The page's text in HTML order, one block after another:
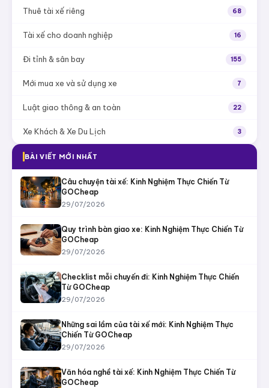
Thuê tài xế riêng 68
Tài xế cho doanh nghiệp 16
Đi tỉnh & sân bay 155
Mới mua xe và sử dụng xe 7
Luật giao thông & an toàn 22
Xe Khách & Xe Du Lịch 3
BÀI VIẾT MỚI NHẤT
Câu chuyện tài xế: Kinh Nghiệm Thực Chiến Từ
GOCheap
29/07/2026
Quy trình bàn giao xe: Kinh Nghiệm Thực Chiến Từ
GOCheap
29/07/2026
Checklist mỗi chuyến đi: Kinh Nghiệm Thực Chiến
Từ GOCheap
29/07/2026
Những sai lầm của tài xế mới: Kinh Nghiệm Thực
Chiến Từ GOCheap
29/07/2026
Văn hóa nghề tài xế: Kinh Nghiệm Thực Chiến Từ
GOCheap